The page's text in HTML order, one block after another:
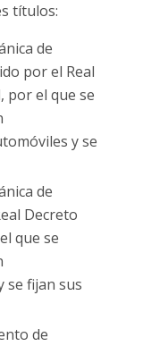
títulos:
de
por el Real
por el que se
y se
de
Decreto
que se
se fijan sus
de